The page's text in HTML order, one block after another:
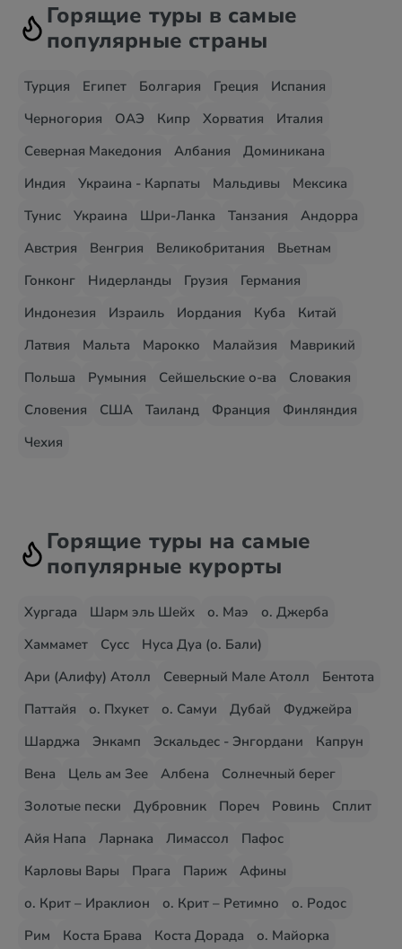
Горящие туры в самые
популярные страны
Турция Египет Болгария Греция
Испания
Черногория
ОАЭ Кипр Хорватия
Италия
Северная Македония
Албания
Доминикана
Индия
Украина - Карпаты Мальдивы
Мексика
Тунис
Украина Шри-Ланка Танзания
Андорра
Австрия
Венгрия Великобритания
Вьетнам
Гонконг
Нидерланды Грузия
Германия
Индонезия
Израиль Иордания Куба
Китай
Латвия
Мальта Марокко Малайзия
Маврикий
Польша
Румыния Сейшельские о-ва
Словакия
Словения
США Таиланд Франция
Финляндия
Чехия
Горящие туры на самые
популярные курорты
Хургада Шарм эль Шейх о. Маэ
о. Джерба
Хаммамет
Сусс
Нуса Дуа (о. Бали)
Ари (Алифу) Атолл
Северный Мале Атолл
Бентота
Паттайя
о. Пхукет о. Самуи Дубай
Фуджейра
Шарджа
Энкамп Эскальдес - Энгордани
Капрун
Вена
Цель ам Зее Албена
Солнечный берег
Золотые пески
Дубровник Пореч Ровинь
Сплит
Айя Напа
Ларнака Лимассол
Пафос
Карловы Вары
Прага Париж
Афины
о. Крит – Ираклион
о. Крит – Ретимно
о. Родос
Рим
Коста Брава Коста Дорада
о. Майорка